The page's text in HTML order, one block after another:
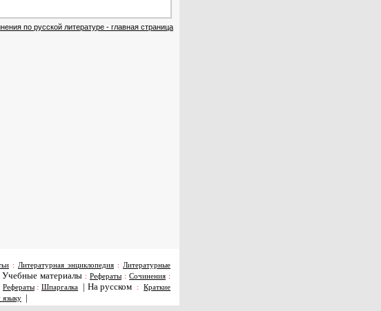
по русской литературе - главная страница
: Литературная энциклопедия : Литературные
Учебные материалы : Рефераты:Сочинения :
Рефераты: Шпаргалка | На русском :Краткие
языку |